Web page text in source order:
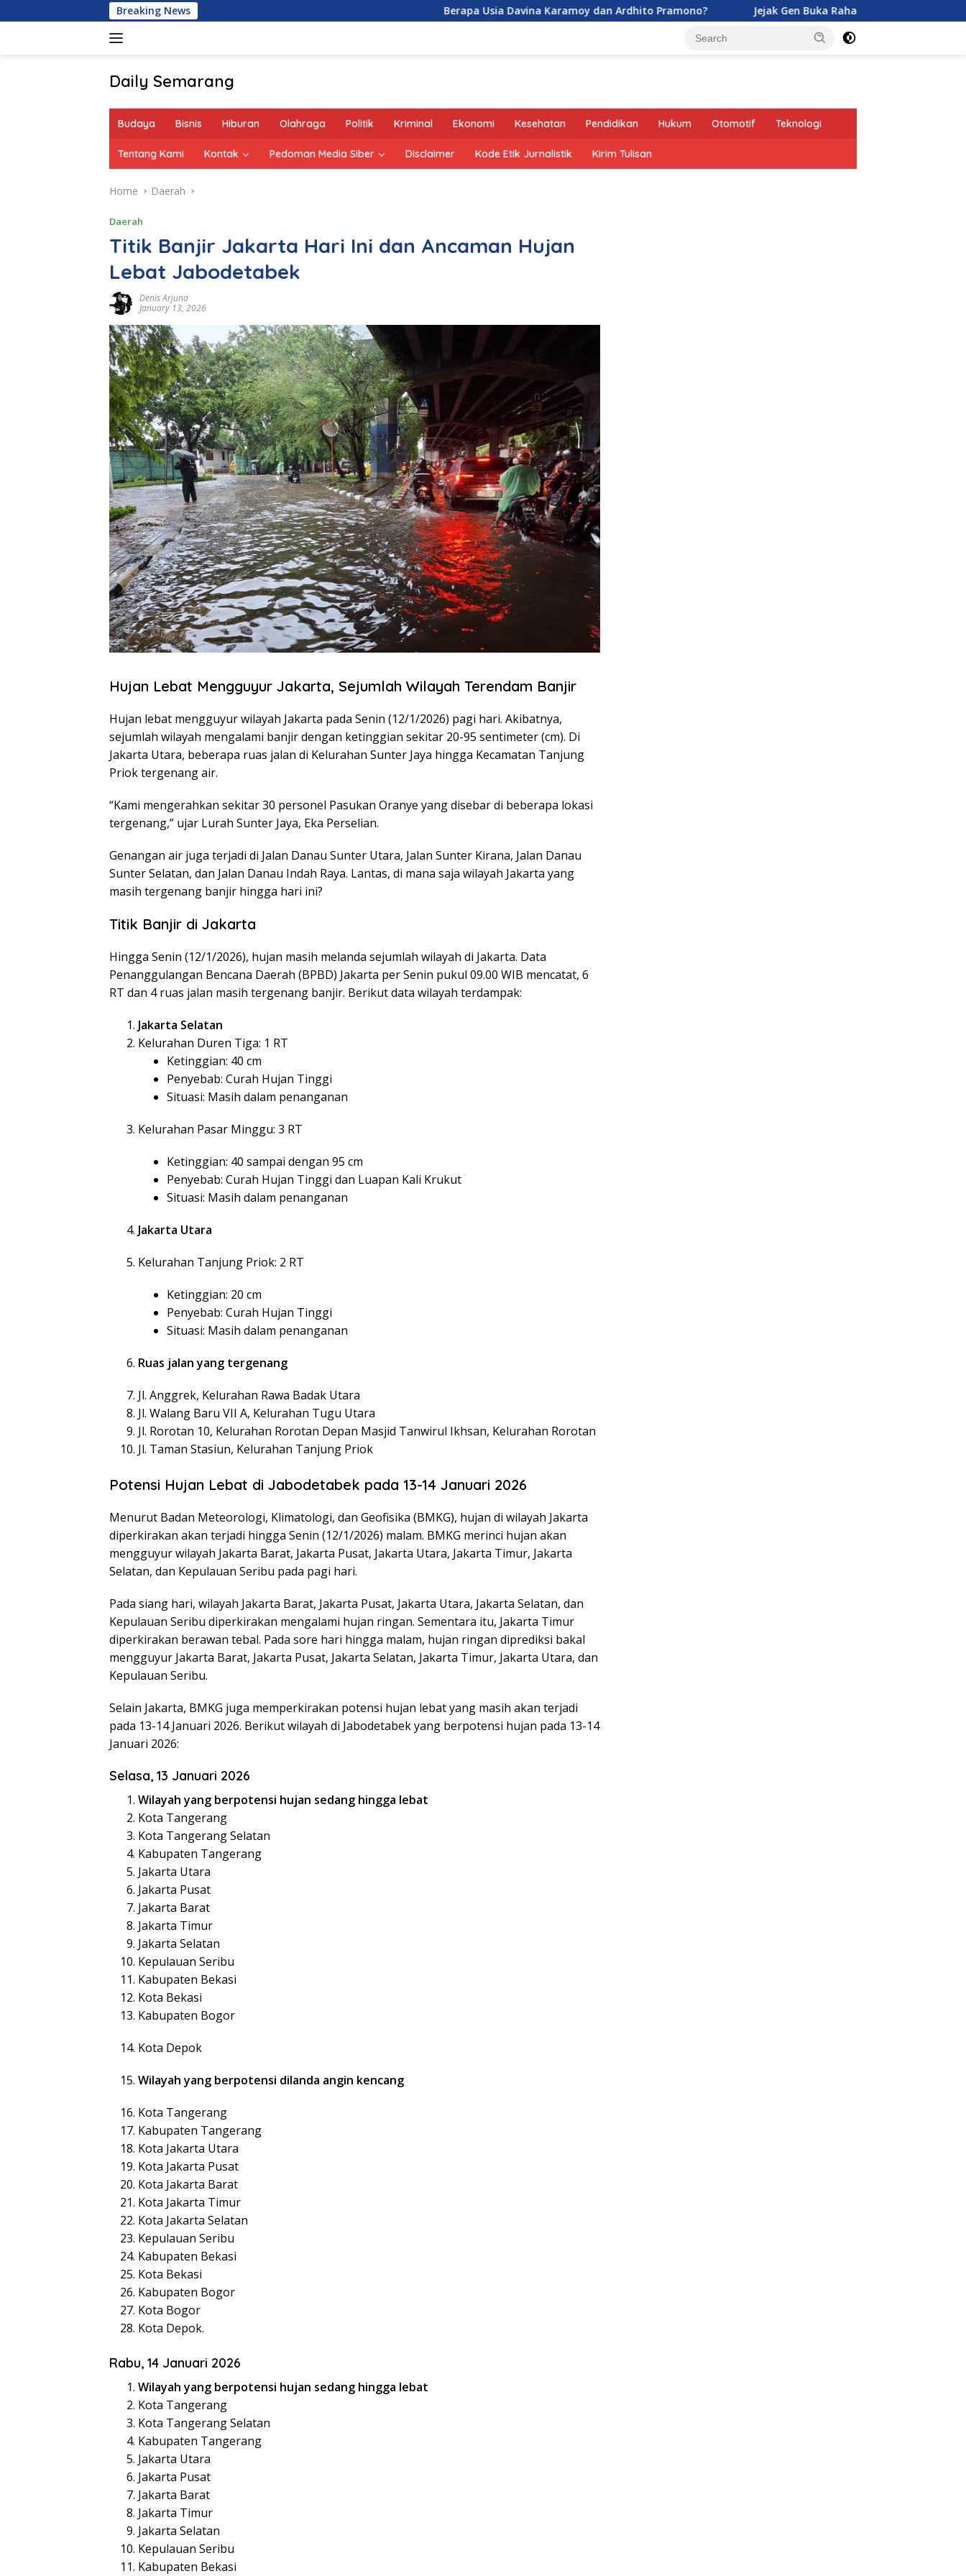
to
Breaking News Berapa Usia Davina Karamoy dan Ardhito Pramono? Jejak Gen Buka Rahasia Kucing di Eropa oleh Tentara
Daily Semarang
Hari
Informasi
Anda"
Budaya Bisnis Hiburan Olahraga Politik Kriminal Ekonomi Kesehatan Pendidikan Hukum Otomotif Teknologi
Tentang Kami Kontak Pedoman Media Siber Disclaimer Kode Etik Jurnalistik Kirim Tulisan
Home Daerah
Daerah
Titik Banjir Jakarta Hari Ini dan Ancaman Hujan
Lebat Jabodetabek
Denis Arjuna
January 13, 2026
Hujan Lebat Mengguyur Jakarta, Sejumlah Wilayah Terendam Banjir
Hujan lebat mengguyur wilayah Jakarta pada Senin (12/1/2026) pagi hari. Akibatnya,
sejumlah wilayah mengalami banjir dengan ketinggian sekitar 20-95 sentimeter (cm). Di
Jakarta Utara, beberapa ruas jalan di Kelurahan Sunter Jaya hingga Kecamatan Tanjung
Priok tergenang air.
“Kami mengerahkan sekitar 30 personel Pasukan Oranye yang disebar di beberapa lokasi
tergenang,” ujar Lurah Sunter Jaya, Eka Perselian.
Genangan air juga terjadi di Jalan Danau Sunter Utara, Jalan Sunter Kirana, Jalan Danau
Sunter Selatan, dan Jalan Danau Indah Raya. Lantas, di mana saja wilayah Jakarta yang
masih tergenang banjir hingga hari ini?
Titik Banjir di Jakarta
Hingga Senin (12/1/2026), hujan masih melanda sejumlah wilayah di Jakarta. Data
Penanggulangan Bencana Daerah (BPBD) Jakarta per Senin pukul 09.00 WIB mencatat, 6
RT dan 4 ruas jalan masih tergenang banjir. Berikut data wilayah terdampak:
Jakarta Selatan
Kelurahan Duren Tiga: 1 RT
Ketinggian: 40 cm
Penyebab: Curah Hujan Tinggi
Situasi: Masih dalam penanganan
Kelurahan Pasar Minggu: 3 RT
Ketinggian: 40 sampai dengan 95 cm
Penyebab: Curah Hujan Tinggi dan Luapan Kali Krukut
Situasi: Masih dalam penanganan
Jakarta Utara
Kelurahan Tanjung Priok: 2 RT
Ketinggian: 20 cm
Penyebab: Curah Hujan Tinggi
Situasi: Masih dalam penanganan
Ruas jalan yang tergenang
Jl. Anggrek, Kelurahan Rawa Badak Utara
Jl. Walang Baru VII A, Kelurahan Tugu Utara
Jl. Rorotan 10, Kelurahan Rorotan Depan Masjid Tanwirul Ikhsan, Kelurahan Rorotan
Jl. Taman Stasiun, Kelurahan Tanjung Priok
Potensi Hujan Lebat di Jabodetabek pada 13-14 Januari 2026
Menurut Badan Meteorologi, Klimatologi, dan Geofisika (BMKG), hujan di wilayah Jakarta
diperkirakan akan terjadi hingga Senin (12/1/2026) malam. BMKG merinci hujan akan
mengguyur wilayah Jakarta Barat, Jakarta Pusat, Jakarta Utara, Jakarta Timur, Jakarta
Selatan, dan Kepulauan Seribu pada pagi hari.
Pada siang hari, wilayah Jakarta Barat, Jakarta Pusat, Jakarta Utara, Jakarta Selatan, dan
Kepulauan Seribu diperkirakan mengalami hujan ringan. Sementara itu, Jakarta Timur
diperkirakan berawan tebal. Pada sore hari hingga malam, hujan ringan diprediksi bakal
mengguyur Jakarta Barat, Jakarta Pusat, Jakarta Selatan, Jakarta Timur, Jakarta Utara, dan
Kepulauan Seribu.
Selain Jakarta, BMKG juga memperkirakan potensi hujan lebat yang masih akan terjadi
pada 13-14 Januari 2026. Berikut wilayah di Jabodetabek yang berpotensi hujan pada 13-14
Januari 2026:
Selasa, 13 Januari 2026
Wilayah yang berpotensi hujan sedang hingga lebat
Kota Tangerang
Kota Tangerang Selatan
Kabupaten Tangerang
Jakarta Utara
Jakarta Pusat
Jakarta Barat
Jakarta Timur
Jakarta Selatan
Kepulauan Seribu
Kabupaten Bekasi
Kota Bekasi
Kabupaten Bogor
Kota Depok
Wilayah yang berpotensi dilanda angin kencang
Kota Tangerang
Kabupaten Tangerang
Kota Jakarta Utara
Kota Jakarta Pusat
Kota Jakarta Barat
Kota Jakarta Timur
Kota Jakarta Selatan
Kepulauan Seribu
Kabupaten Bekasi
Kota Bekasi
Kabupaten Bogor
Kota Bogor
Kota Depok.
Rabu, 14 Januari 2026
Wilayah yang berpotensi hujan sedang hingga lebat
Kota Tangerang
Kota Tangerang Selatan
Kabupaten Tangerang
Jakarta Utara
Jakarta Pusat
Jakarta Barat
Jakarta Timur
Jakarta Selatan
Kepulauan Seribu
Kabupaten Bekasi